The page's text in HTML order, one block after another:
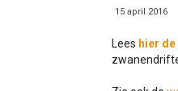
15 april 2016
Lees hier